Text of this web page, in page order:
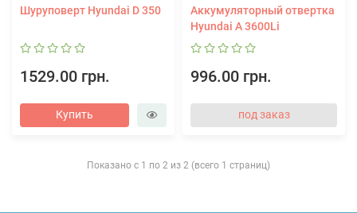
Шуруповерт Hyundai D 350
1529.00 грн.
Купить
Аккумуляторный отвертка
Hyundai A 3600Li
996.00 грн.
под заказ
Показано с 1 по 2 из 2 (всего 1 страниц)